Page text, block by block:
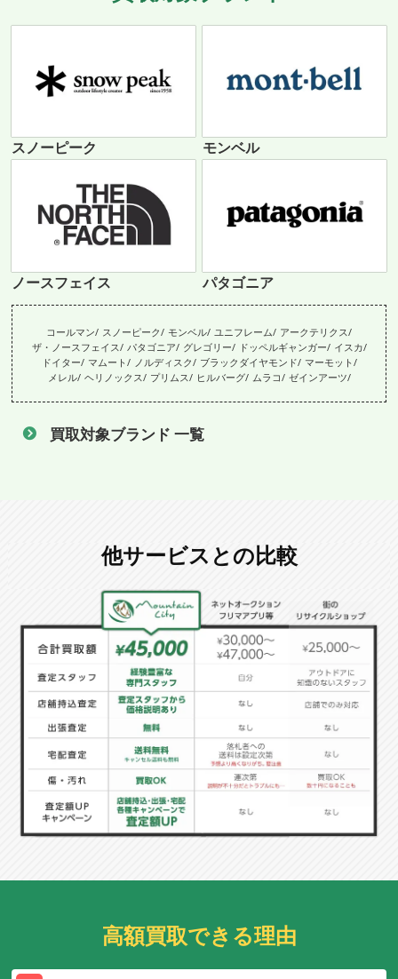
スノーピーク モンベル
ノースフェイス パタゴニア
コールマン スノーピーク モンベル ユニフレーム
アークテリクス
ザ・ノースフェイス パタゴニア グレゴリー ドッペルギャンガー
イスカ
ドイター
マムート ノルディスク ブラックダイヤモンド
マーモット
メレル ヘリノックス プリムス ヒルバーグ ムラコ ゼインアーツ
買取対象ブランド 一覧
他サービスとの比較
高額買取できる理由